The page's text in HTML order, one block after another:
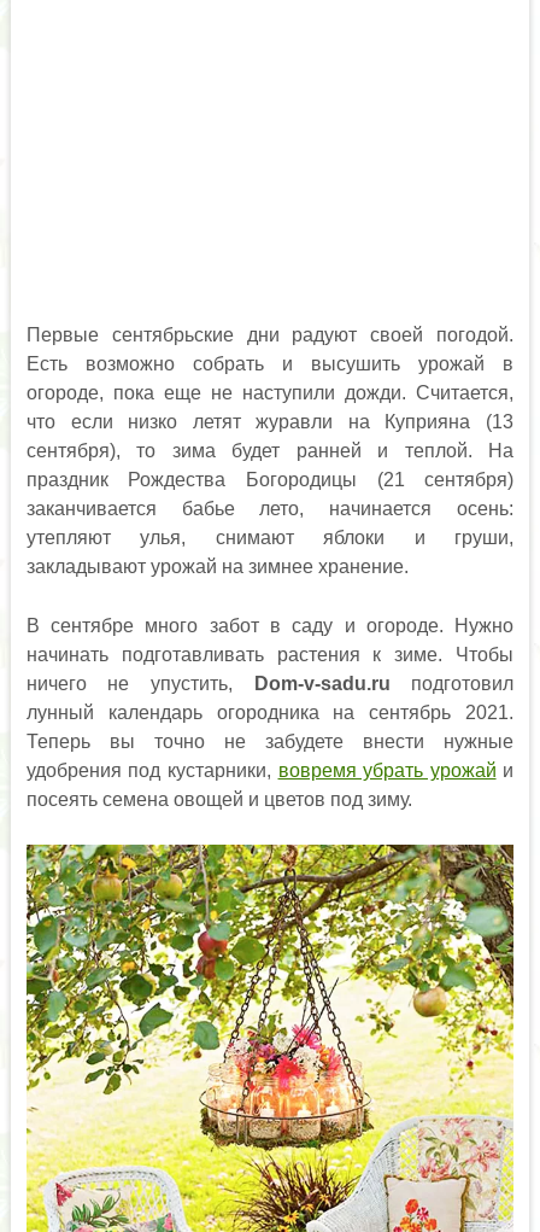
Первые сентябрьские дни радуют своей погодой.
Есть возможно собрать и высушить урожай в
огороде, пока еще не наступили дожди. Считается,
что если низко летят журавли на Куприяна (13
сентября), то зима будет ранней и теплой. На
праздник Рождества Богородицы (21 сентября)
заканчивается бабье лето, начинается осень:
утепляют улья, снимают яблоки и груши,
закладывают урожай на зимнее хранение.
В сентябре много забот в саду и огороде. Нужно
начинать подготавливать растения к зиме. Чтобы
ничего не упустить,
Dom-v-sadu.ru подготовил
лунный календарь огородника на сентябрь 2021.
Теперь вы точно не забудете внести нужные
удобрения под кустарники, вовремя убрать урожай и
посеять семена овощей и цветов под зиму.